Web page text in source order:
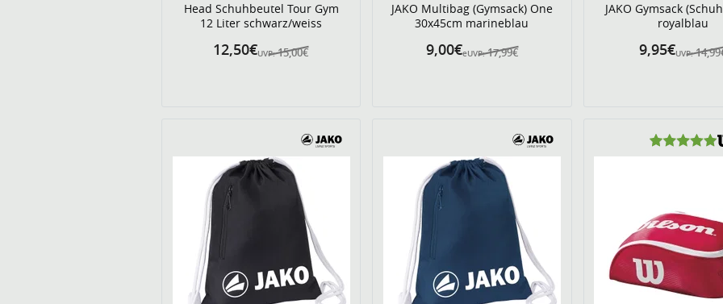
Head Schuhbeutel Tour Gym
12 Liter schwarz/weiss
UVP: 15,00€
12,50€
JAKO Multibag (Gymsack) One
30x45cm marineblau
eUVP: 17,99€
9,00€
JAKO Gymsack
royalblau
UVP:
9,95€